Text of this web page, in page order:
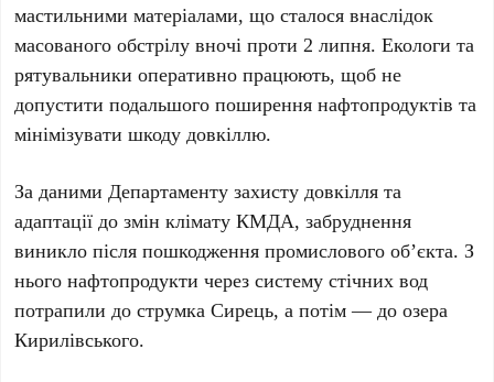
мастильними матеріалами, що сталося внаслідок
масованого обстрілу вночі проти2 липня. Екологи та
рятувальники оперативно працюють, щоб не
допустити подальшого поширення нафтопродуктів та
мінімізувати шкоду довкіллю.
За данимиДепартаменту захисту довкілля та
адаптації до змін клімату КМДА, забруднення
виникло після пошкодження промислового об’єкта. З
нього нафтопродукти через систему стічних вод
потрапили дострумка Сирець, а потім — доозера
Кирилівського.